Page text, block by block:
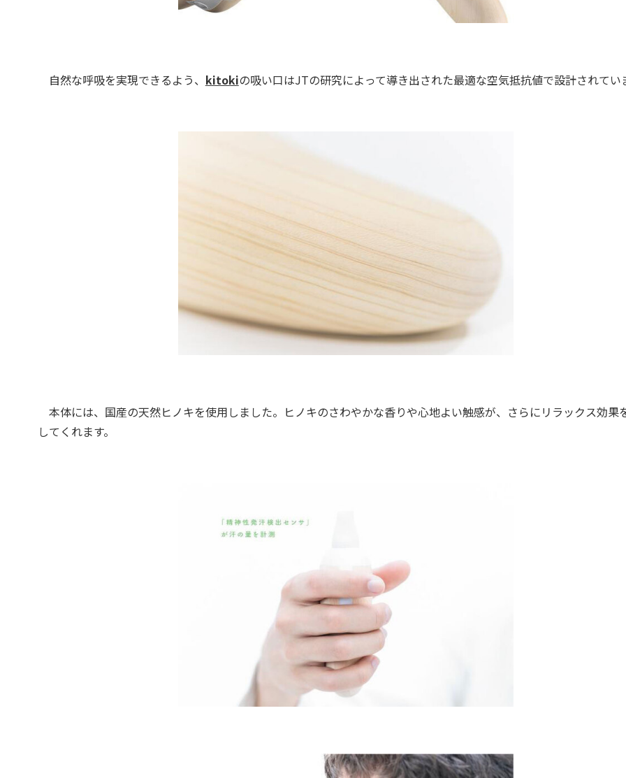
自然な呼吸を実現できるよう、 kitokiの吸い口はJTの研究によって導き出された最適な空気抵抗値で設計されてい
本体には、国産の天然ヒノキを使用しました。ヒノキのさわやかな香りや心地よい触感が、さらにリラックス効果
してくれます。